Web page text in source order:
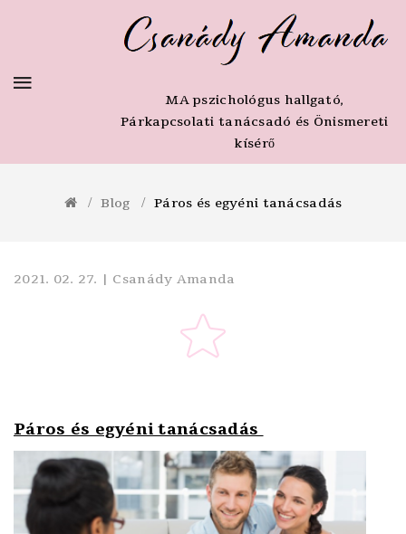
MA pszichológus hallgató,
Párkapcsolati tanácsadó és Önismereti
kísérő
Blog Páros és egyéni tanácsadás
2021. 02. 27. | Csanády Amanda
Páros és egyéni tanácsadás